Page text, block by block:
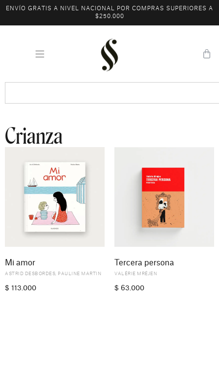
ENVÍO GRATIS A NIVEL NACIONAL POR COMPRAS SUPERIORES A
$250.000
Crianza
Mi amor
ASTRID DESBORDES PAULINE MARTIN
$ 113.000
Tercera persona
VALÉRIE MRÉJEN
$ 63.000